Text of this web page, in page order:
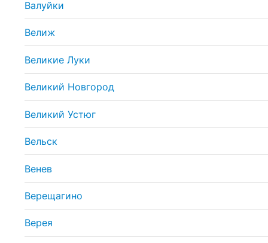
Валуйки
Велиж
Великие Луки
Великий Новгород
Великий Устюг
Вельск
Венев
Верещагино
Верея